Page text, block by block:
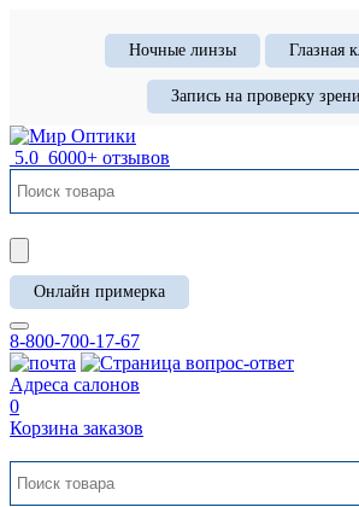
Ночные линзы Глазная
Запись на проверку
5.0 6000+ отзывов
Онлайн примерка
8-800-700-17-67
Адреса салонов
0
Корзина заказов